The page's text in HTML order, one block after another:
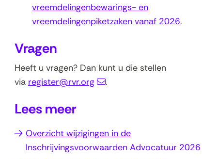
vreemdelingenbewarings- en
vreemdelingenpiketzaken vanaf 2026.
Vragen
Heeft u vragen? Dan kunt u die stellen
via register@rvr.org .
Lees meer
Overzicht wijzigingen in de
Inschrijvingsvoorwaarden Advocatuur 2026